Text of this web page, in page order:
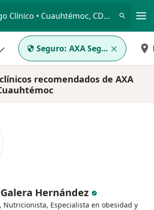
Nutriólogo Clínico • Cuauhtémoc, CDMX
Seguro: AXA Seguros
recomendados de AXA
Hernández
Especialista en obesidad y